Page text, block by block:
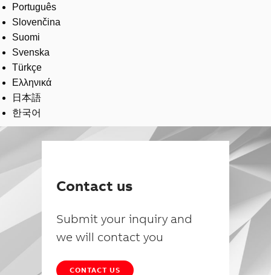
Português
Slovenčina
Suomi
Svenska
Türkçe
Ελληνικά
日本語
한국어
Contact us
Submit your inquiry and
we will contact you
CONTACT US